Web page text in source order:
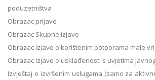
poduzetništva
Obrazac prijave
Obrazac Skupne izjave
Obrazac Izjave o korištenim potporama male
Obrazac Izjave o usklađenosti s uvjetima
Izvještaj o izvršenim uslugama (samo za